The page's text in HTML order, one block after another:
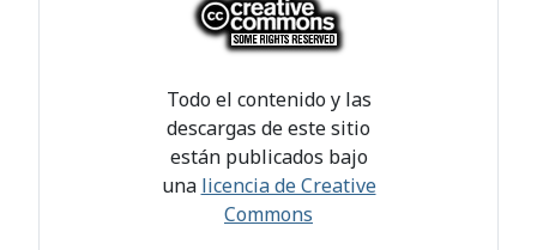
Todo el contenido y las
descargas de este sitio
están publicados bajo
una licencia de Creative
Commons